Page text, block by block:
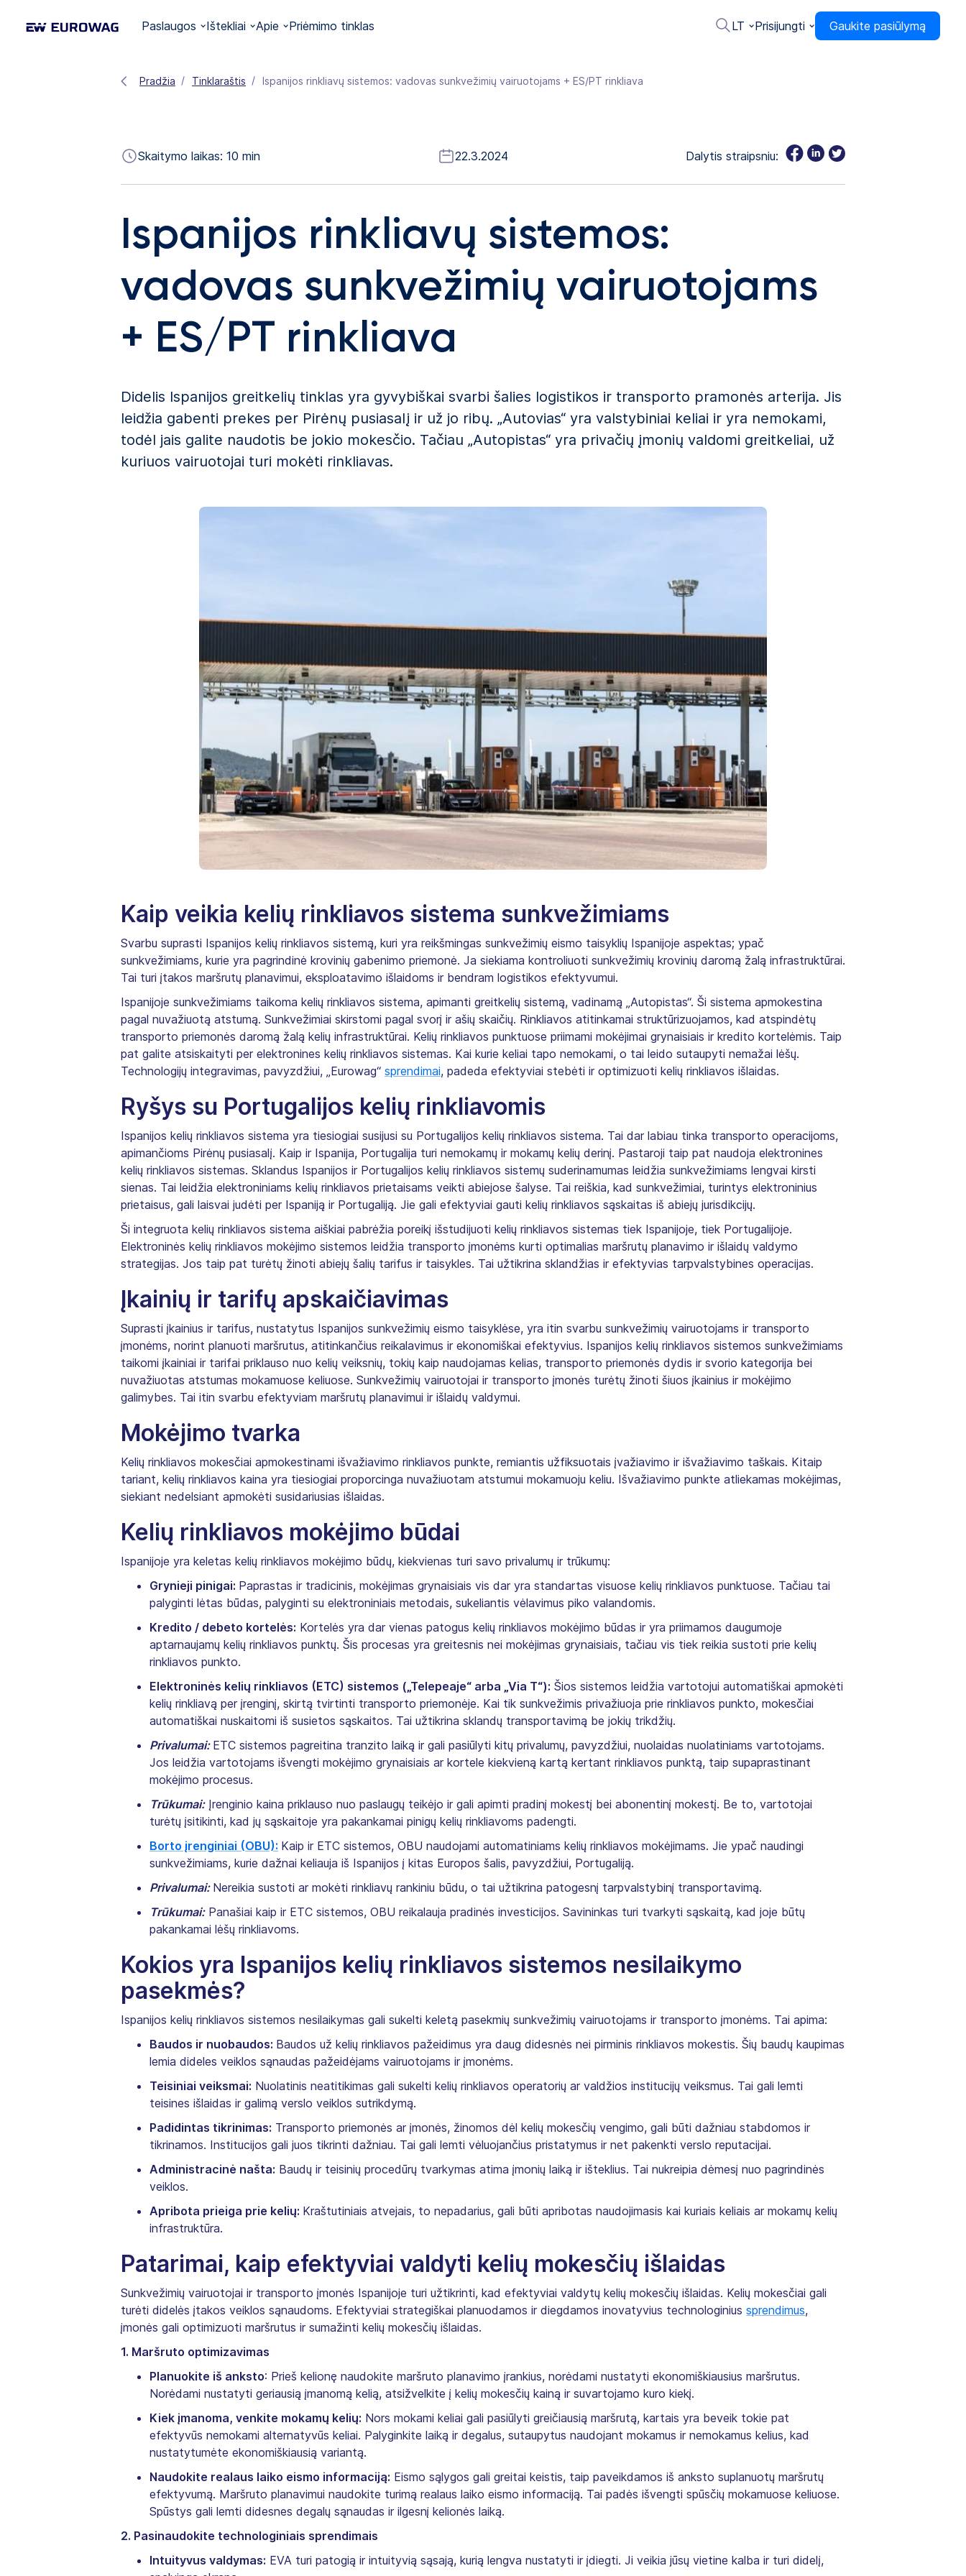
Paslaugos Ištekliai Apie Priėmimo tinklas LT Prisijungti Gaukite pasiūlymą
Pradžia Tinklaraštis Ispanijos rinkliavų sistemos: vadovas sunkvežimių vairuotojams + ES/PT rinkliava
Skaitymo laikas: 10 min 22.3.2024 Dalytis straipsniu:
Ispanijos rinkliavų sistemos:
vadovas sunkvežimių vairuotojams
+ ES/PT rinkliava
Didelis Ispanijos greitkelių tinklas yra gyvybiškai svarbi šalies logistikos ir transporto pramonės arterija. Jis
leidžia gabenti prekes per Pirėnų pusiasalį ir už jo ribų. „Autovias“ yra valstybiniai keliai ir yra nemokami,
todėl jais galite naudotis be jokio mokesčio. Tačiau „Autopistas“ yra privačių įmonių valdomi greitkeliai, už
kuriuos vairuotojai turi mokėti rinkliavas.
Kaip veikia kelių rinkliavos sistema sunkvežimiams
Svarbu suprasti Ispanijos kelių rinkliavos sistemą, kuri yra reikšmingas sunkvežimių eismo taisyklių Ispanijoje aspektas; ypač
sunkvežimiams, kurie yra pagrindinė krovinių gabenimo priemonė. Ja siekiama kontroliuoti sunkvežimių krovinių daromą žalą infrastruktūrai.
Tai turi įtakos maršrutų planavimui, eksploatavimo išlaidoms ir bendram logistikos efektyvumui.
Ispanijoje sunkvežimiams taikoma kelių rinkliavos sistema, apimanti greitkelių sistemą, vadinamą „Autopistas“. Ši sistema apmokestina
pagal nuvažiuotą atstumą. Sunkvežimiai skirstomi pagal svorį ir ašių skaičių. Rinkliavos atitinkamai struktūrizuojamos, kad atspindėtų
transporto priemonės daromą žalą kelių infrastruktūrai. Kelių rinkliavos punktuose priimami mokėjimai grynaisiais ir kredito kortelėmis. Taip
pat galite atsiskaityti per elektronines kelių rinkliavos sistemas. Kai kurie keliai tapo nemokami, o tai leido sutaupyti nemažai lėšų.
Technologijų integravimas, pavyzdžiui, „Eurowag“ sprendimai, padeda efektyviai stebėti ir optimizuoti kelių rinkliavos išlaidas.
Ryšys su Portugalijos kelių rinkliavomis
Ispanijos kelių rinkliavos sistema yra tiesiogiai susijusi su Portugalijos kelių rinkliavos sistema. Tai dar labiau tinka transporto operacijoms,
apimančioms Pirėnų pusiasalį. Kaip ir Ispanija, Portugalija turi nemokamų ir mokamų kelių derinį. Pastaroji taip pat naudoja elektronines
kelių rinkliavos sistemas. Sklandus Ispanijos ir Portugalijos kelių rinkliavos sistemų suderinamumas leidžia sunkvežimiams lengvai kirsti
sienas. Tai leidžia elektroniniams kelių rinkliavos prietaisams veikti abiejose šalyse. Tai reiškia, kad sunkvežimiai, turintys elektroninius
prietaisus, gali laisvai judėti per Ispaniją ir Portugaliją. Jie gali efektyviai gauti kelių rinkliavos sąskaitas iš abiejų jurisdikcijų.
Ši integruota kelių rinkliavos sistema aiškiai pabrėžia poreikį išstudijuoti kelių rinkliavos sistemas tiek Ispanijoje, tiek Portugalijoje.
Elektroninės kelių rinkliavos mokėjimo sistemos leidžia transporto įmonėms kurti optimalias maršrutų planavimo ir išlaidų valdymo
strategijas. Jos taip pat turėtų žinoti abiejų šalių tarifus ir taisykles. Tai užtikrina sklandžias ir efektyvias tarpvalstybines operacijas.
Įkainių ir tarifų apskaičiavimas
Suprasti įkainius ir tarifus, nustatytus Ispanijos sunkvežimių eismo taisyklėse, yra itin svarbu sunkvežimių vairuotojams ir transporto
įmonėms, norint planuoti maršrutus, atitinkančius reikalavimus ir ekonomiškai efektyvius. Ispanijos kelių rinkliavos sistemos sunkvežimiams
taikomi įkainiai ir tarifai priklauso nuo kelių veiksnių, tokių kaip naudojamas kelias, transporto priemonės dydis ir svorio kategorija bei
nuvažiuotas atstumas mokamuose keliuose. Sunkvežimių vairuotojai ir transporto įmonės turėtų žinoti šiuos įkainius ir mokėjimo
galimybes. Tai itin svarbu efektyviam maršrutų planavimui ir išlaidų valdymui.
Mokėjimo tvarka
Kelių rinkliavos mokesčiai apmokestinami išvažiavimo rinkliavos punkte, remiantis užfiksuotais įvažiavimo ir išvažiavimo taškais. Kitaip
tariant, kelių rinkliavos kaina yra tiesiogiai proporcinga nuvažiuotam atstumui mokamuoju keliu. Išvažiavimo punkte atliekamas mokėjimas,
siekiant nedelsiant apmokėti susidariusias išlaidas.
Kelių rinkliavos mokėjimo būdai
Ispanijoje yra keletas kelių rinkliavos mokėjimo būdų, kiekvienas turi savo privalumų ir trūkumų:
Grynieji pinigai: Paprastas ir tradicinis, mokėjimas grynaisiais vis dar yra standartas visuose kelių rinkliavos punktuose. Tačiau tai
palyginti lėtas būdas, palyginti su elektroniniais metodais, sukeliantis vėlavimus piko valandomis.
Kredito / debeto kortelės: Kortelės yra dar vienas patogus kelių rinkliavos mokėjimo būdas ir yra priimamos daugumoje
aptarnaujamų kelių rinkliavos punktų. Šis procesas yra greitesnis nei mokėjimas grynaisiais, tačiau vis tiek reikia sustoti prie kelių
rinkliavos punkto.
Elektroninės kelių rinkliavos (ETC) sistemos („Telepeaje“ arba „Via T“): Šios sistemos leidžia vartotojui automatiškai apmokėti
kelių rinkliavą per įrenginį, skirtą tvirtinti transporto priemonėje. Kai tik sunkvežimis privažiuoja prie rinkliavos punkto, mokesčiai
automatiškai nuskaitomi iš susietos sąskaitos. Tai užtikrina sklandų transportavimą be jokių trikdžių.
Privalumai: ETC sistemos pagreitina tranzito laiką ir gali pasiūlyti kitų privalumų, pavyzdžiui, nuolaidas nuolatiniams vartotojams.
Jos leidžia vartotojams išvengti mokėjimo grynaisiais ar kortele kiekvieną kartą kertant rinkliavos punktą, taip supaprastinant
mokėjimo procesus.
Trūkumai:Įrenginio kaina priklauso nuo paslaugų teikėjo ir gali apimti pradinį mokestį bei abonentinį mokestį. Be to, vartotojai
turėtų įsitikinti, kad jų sąskaitoje yra pakankamai pinigų kelių rinkliavoms padengti.
Borto įrenginiai (OBU): Kaip ir ETC sistemos, OBU naudojami automatiniams kelių rinkliavos mokėjimams. Jie ypač naudingi
sunkvežimiams, kurie dažnai keliauja iš Ispanijos į kitas Europos šalis, pavyzdžiui, Portugaliją.
Privalumai: Nereikia sustoti ar mokėti rinkliavų rankiniu būdu, o tai užtikrina patogesnį tarpvalstybinį transportavimą.
Trūkumai:Panašiai kaip ir ETC sistemos, OBU reikalauja pradinės investicijos. Savininkas turi tvarkyti sąskaitą, kad joje būtų
pakankamai lėšų rinkliavoms.
Kokios yra Ispanijos kelių rinkliavos sistemos nesilaikymo
pasekmės?
Ispanijos kelių rinkliavos sistemos nesilaikymas gali sukelti keletą pasekmių sunkvežimių vairuotojams ir transporto įmonėms. Tai apima:
Baudos ir nuobaudos: Baudos už kelių rinkliavos pažeidimus yra daug didesnės nei pirminis rinkliavos mokestis. Šių baudų kaupimas
lemia dideles veiklos sąnaudas pažeidėjams vairuotojams ir įmonėms.
Teisiniai veiksmai: Nuolatinis neatitikimas gali sukelti kelių rinkliavos operatorių ar valdžios institucijų veiksmus. Tai gali lemti
teisines išlaidas ir galimą verslo veiklos sutrikdymą.
Padidintas tikrinimas: Transporto priemonės ar įmonės, žinomos dėl kelių mokesčių vengimo, gali būti dažniau stabdomos ir
tikrinamos. Institucijos gali juos tikrinti dažniau. Tai gali lemti vėluojančius pristatymus ir net pakenkti verslo reputacijai.
Administracinė našta: Baudų ir teisinių procedūrų tvarkymas atima įmonių laiką ir išteklius. Tai nukreipia dėmesį nuo pagrindinės
veiklos.
Apribota prieiga prie kelių: Kraštutiniais atvejais, to nepadarius, gali būti apribotas naudojimasis kai kuriais keliais ar mokamų kelių
infrastruktūra.
Patarimai, kaip efektyviai valdyti kelių mokesčių išlaidas
Sunkvežimių vairuotojai ir transporto įmonės Ispanijoje turi užtikrinti, kad efektyviai valdytų kelių mokesčių išlaidas. Kelių mokesčiai gali
turėti didelės įtakos veiklos sąnaudoms. Efektyviai strategiškai planuodamos ir diegdamos inovatyvius technologinius sprendimus,
įmonės gali optimizuoti maršrutus ir sumažinti kelių mokesčių išlaidas.
1. Maršruto optimizavimas
Planuokite iš anksto: Prieš kelionę naudokite maršruto planavimo įrankius, norėdami nustatyti ekonomiškiausius maršrutus.
Norėdami nustatyti geriausią įmanomą kelią, atsižvelkite į kelių mokesčių kainą ir suvartojamo kuro kiekį.
Kiek įmanoma, venkite mokamų kelių: Nors mokami keliai gali pasiūlyti greičiausią maršrutą, kartais yra beveik tokie pat
efektyvūs nemokami alternatyvūs keliai. Palyginkite laiką ir degalus, sutaupytus naudojant mokamus ir nemokamus kelius, kad
nustatytumėte ekonomiškiausią variantą.
Naudokite realaus laiko eismo informaciją: Eismo sąlygos gali greitai keistis, taip paveikdamos iš anksto suplanuotų maršrutų
efektyvumą. Maršruto planavimui naudokite turimą realaus laiko eismo informaciją. Tai padės išvengti spūsčių mokamuose keliuose.
Spūstys gali lemti didesnes degalų sąnaudas ir ilgesnį kelionės laiką.
2. Pasinaudokite technologiniais sprendimais
Intuityvus valdymas: EVA turi patogią ir intuityvią sąsają, kurią lengva nustatyti ir įdiegti. Ji veikia jūsų vietine kalba ir turi didelį,